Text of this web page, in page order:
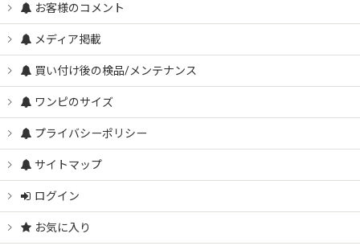
お客様のコメント
メディア掲載
買い付け後の検品/メンテナンス
ワンピのサイズ
プライバシーポリシー
サイトマップ
ログイン
お気に入り